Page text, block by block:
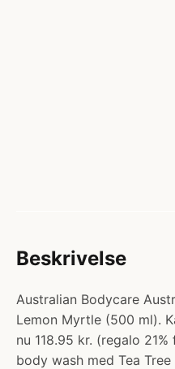
Beskrivelse
Australian Bodycare
Lemon Myrtle (500 ml).
nu 118.95 kr. (regalo
body wash med Tea